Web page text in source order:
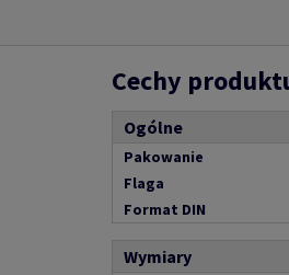
Cechy
Ogólne
Pakowanie
Flaga
Format DIN
Wymiary